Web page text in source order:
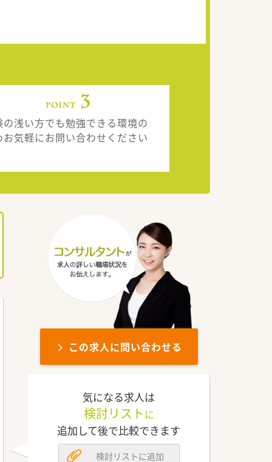
の浅い方でも勉強できる環境の
お気軽にお問い合わせください
この求人に問い合わせる
気になる求人は
検討リスト に
追加して後で比較できます
検討リストに追加